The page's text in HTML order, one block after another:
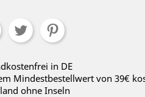
in DE
Mindestbestellwert von 39€
ohne Inseln